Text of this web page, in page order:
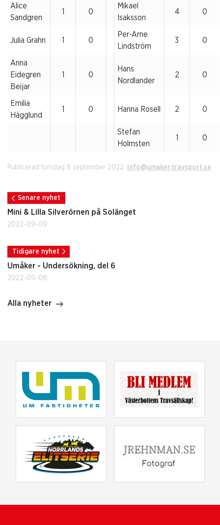
Alice
Sandgren
1 0
Mikael
Isaksson
4 0
Julia Grahn 1 0
Per-Arne
Lindström
3 0
Anna
Eidegren
Beijar
1 0
Hans
Nordlander
2 0
Emilia
Hägglund
1 0 Hanna Rosell 2 0
Stefan
Holmsten
1 0
Publicerad torsdag 8 september 2022. info@umaker.travsport.se
Senare nyhet
Mini & Lilla Silverörnen på Solänget
2022-09-09
Tidigare nyhet
Umåker - Undersökning, del 6
2022-09-08
Alla nyheter